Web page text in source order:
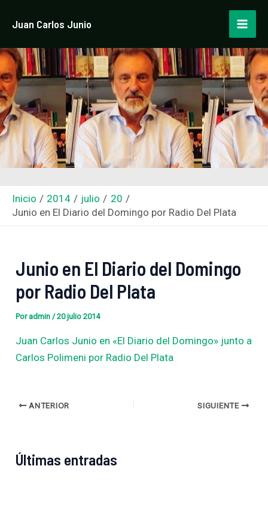
Juan Carlos Junio
Inicio 2014 julio
20
Junio en El Diario del Domingo por Radio Del Plata
Junio en El Diario del Domingo
por Radio Del Plata
Por admin/20 julio 2014
Juan Carlos Junio en «El Diario del Domingo» junto a
Carlos Polimeni por Radio Del Plata
de
ANTERIOR SIGUIENTE
Últimas entradas